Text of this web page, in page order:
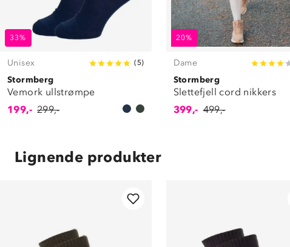
33%
Unisex (5)
Stormberg
Vemork ullstrømpe
199,- 299,-
20%
Dame
Stormberg
Slettefjell cord nikkers
399,- 499,-
Lignende produkter